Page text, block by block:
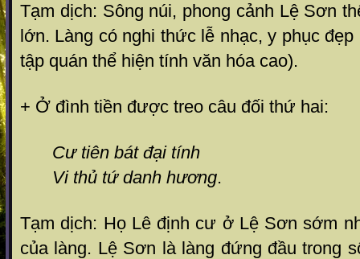
Tạm dịch: Sông núi, phong cảnh Lệ Sơn
lớn. Làng có nghi thức lễ nhạc, y phục đẹp
tập quán thể hiện tính văn hóa cao).
+ Ở đình tiền được treo câu đối thứ hai:
Cư tiên bát đại tính
Vi thủ tứ danh hương.
Tạm dịch: Họ Lê định cư ở Lệ Sơn sớm
của làng. Lệ Sơn là làng đứng đầu trong